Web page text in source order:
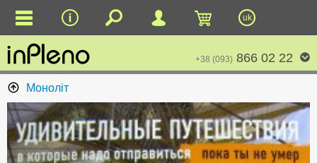
uk
+38 (093) 866 02 22
Моноліт